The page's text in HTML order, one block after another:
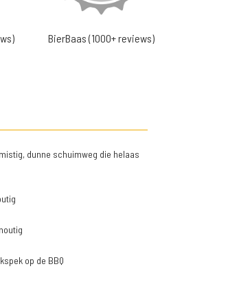
BierBaas (1000+ reviews)
dunne schuimweg die helaas
op de BBQ